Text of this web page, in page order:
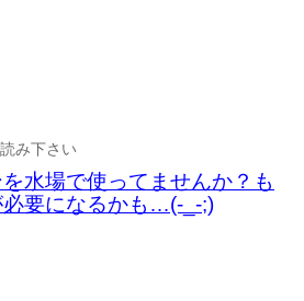
み下さい
水場で使ってませんか？も
必要になるかも…(-_-;)